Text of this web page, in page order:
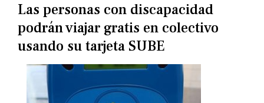
Las personas con discapacidad
podrán viajar gratis en colectivo
usando su tarjeta SUBE